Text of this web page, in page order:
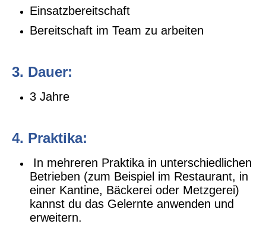
Einsatzbereitschaft
Bereitschaft im Team zu arbeiten
3. Dauer:
3 Jahre
4. Praktika:
In mehreren Praktika in unterschiedlichen
Betrieben (zum Beispiel im Restaurant, in
einer Kantine, Bäckerei oder Metzgerei)
kannst du das Gelernte anwenden und
erweitern.